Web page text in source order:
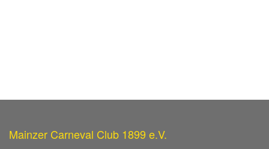
Mainzer Carneval Club 1899 e.V.